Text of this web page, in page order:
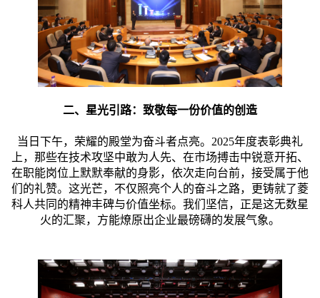
二、星光引路：致敬每一份价值的创造
当日下午，荣耀的殿堂为奋斗者点亮。2025年度表彰典礼
上，那些在技术攻坚中敢为人先、在市场搏击中锐意开拓、
在职能岗位上默默奉献的身影，依次走向台前，接受属于他
们的礼赞。这光芒，不仅照亮个人的奋斗之路，更铸就了菱
科人共同的精神丰碑与价值坐标。我们坚信，正是这无数星
火的汇聚，方能燎原出企业最磅礴的发展气象。